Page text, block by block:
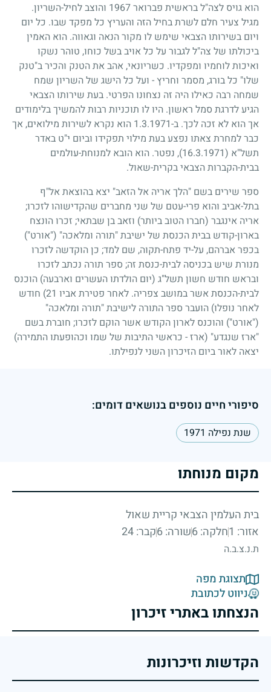
הוא גויס לצה"ל בראשית פברואר1967 והוצב לחיל-השריון.
מגיל צעיר חלם לשרת בחיל הזה והעריץ כל מפקד שבו. כל יום
ויום בשירותו הצבאי שימש לו מקור הנאה וגאווה. הוא האמין
ביכולתו של צה"ל לגבור על כל אויב בשל כוחו, טוהר נשקו
ואיכות לוחמיו ומפקדיו. כשריונאי, אהב את הטנק והכיר ב"טנק
שלו" כל בורג, מסמר וחריץ - ועל כל הישג של השריון שמח
שמחה רבה כאילו היה זה נצחונו הפרטי. בעת שירותו הצבאי
הגיע לדרגת סמל ראשון. היו לו תוכניות רבות להמשיך בלימודים
אך הוא לא זכה לכך. ב-1.3.1971 הוא נקרא לשירות מילואים, אך
כבר למחרת צאתו נפצע בעת מילוי תפקידו וביום י"ט באדר
תשל"א (16.3.1971)
, נפטר. הוא הובא למנוחת-עולמים
בבית-הקברות הצבאי בקרית-שאול.
ספר שירים בשם "הלך אריה אל הזאב" יצא בהוצאת אל"ף
בתל-אביב והוא פרי-עטם של שני מחברים שהקדישוהו לזכרו;
אריה אינגבר (חברו הטוב ביותר) וזאב בן שבתאי; זכרו הונצח
בארון-קודש בבית הכנסת של ישיבת "תורה ומלאכה" ("אורט")
בכפר אברהם, על-יד פתח-תקוה, שם למד; כן הוקדשה לזכרו
מנורת שיש בכניסה לבית-כנסת זה; ספר תורה נכתב לזכרו
ובראש חודש חשון תשל"ג (יום הולדתו העשרים וארבעה) הוכנס
לבית-הכנסת אשר במושב צפריה. לאחר פטירת אביו 21) חודש
לאחר נופלו) הועבר ספר התורה לישיבת "תורה ומלאכה"
("אורט") והוכנס לארון הקודש אשר הוקם לזכרו; חוברת בשם
"ארז שנגדע" (ארז - כראשי התיבות של שמו וכהופעתו התמירה)
יצאה לאור ביום הזיכרון השני לנפילתו.
סיפורי חיים נוספים בנושאים דומים:
שנת נפילה 1971
מקום מנוחתו
בית העלמין הצבאי קריית שאול
אזור: 1
חלקה: 6 שורה: 6 קבר: 24
ת.נ.צ.ב.ה
תצוגת מפה
ניווט לכתובת
הנצחתו באתרי זיכרון
הקדשות וזיכרונות